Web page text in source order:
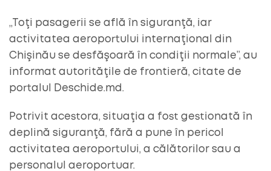
„Toţi pasagerii se află în siguranţă, iar
activitatea aeroportului internaţional din
Chişinău se desfăşoară în condiţii normale”, au
informat autorităţile de frontieră, citate de
portalul Deschide.md.
Potrivit acestora, situaţia a fost gestionată în
deplină siguranţă, fără a pune în pericol
activitatea aeroportului, a călătorilor sau a
personalul aeroportuar.